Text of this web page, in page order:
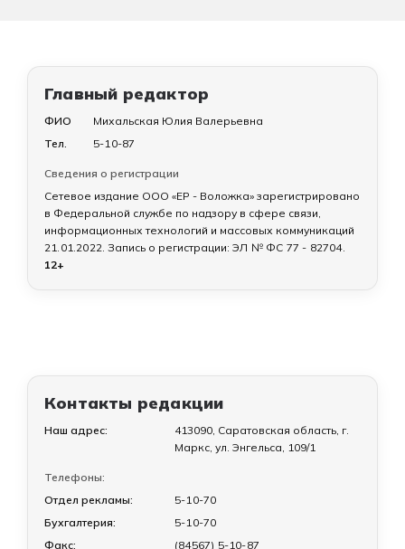
Главный редактор
ФИО
Михальская Юлия Валерьевна
Тел.
5-10-87
Сведения о регистрации
Сетевое издание ООО «ЕР - Воложка» зарегистрировано
в Федеральной службе по надзору в сфере связи,
информационных технологий и массовых коммуникаций
21.01.2022. Запись о регистрации: ЭЛ № ФС 77 - 82704.
12+
Контакты редакции
Наш адрес:
413090, Саратовская область, г.
Маркс, ул. Энгельса, 109/1
Телефоны:
Отдел рекламы:
5-10-70
Бухгалтерия:
5-10-70
Факс:
(84567) 5-10-87